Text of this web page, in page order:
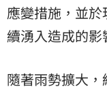
應變措施，並
續湧入造成的影
隨著雨勢擴大